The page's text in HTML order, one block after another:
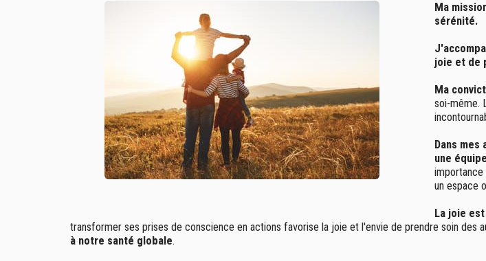
Ma
sérénité.
joie et de
Ma
soi-même.
Dans
une
importance
un espace
La joie
transformer ses prises de conscience en actions favorise la joie et l'envie de prendre soin des
à notre santé globale.